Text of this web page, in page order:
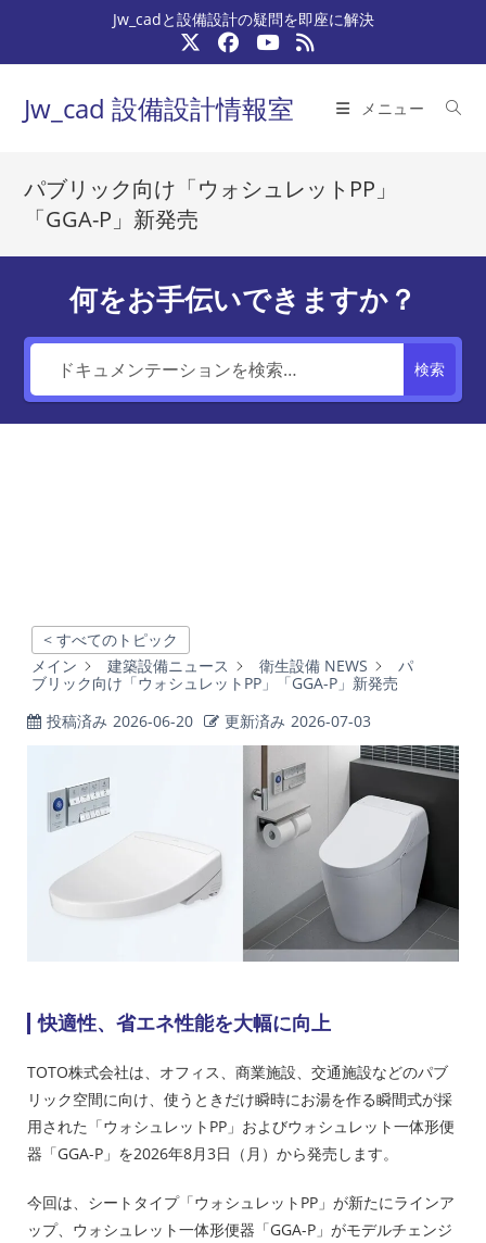
テ
プ
Jw_cadと設備設計の疑問を即座に解決
Jw_cad 設備設計情報室 メニュー
パブリック向け「ウォシュレットPP」
「GGA-P」新発売
何をお手伝いできますか？
検索
< すべてのトピック
メイン
建築設備ニュース 衛生設備 NEWS
パ
ブリック向け「ウォシュレットPP」「GGA-P」新発売
投稿済み 2026-06-20 更新済み 2026-07-03
快適性、省エネ性能を大幅に向上
TOTO株式会社は、オフィス、商業施設、交通施設などのパブ
リック空間に向け、使うときだけ瞬時にお湯を作る瞬間式が採
用された「ウォシュレットPP」およびウォシュレット一体形便
器「GGA-P」を2026年8月3日（月）から発売します。
今回は、シートタイプ「ウォシュレットPP」が新たにラインア
ップ、ウォシュレット一体形便器「GGA-P」がモデルチェンジ